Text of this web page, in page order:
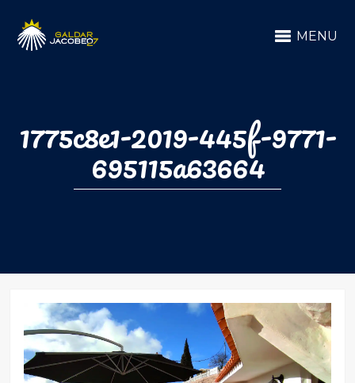
MENU
1775c8e1-2019-445f-9771-
695115a63664